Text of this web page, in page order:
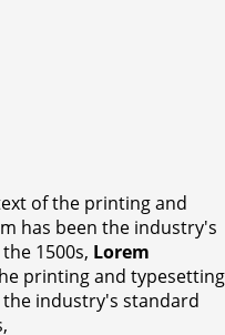
of the printing and
has been the industry's
1500s, Lorem
printing and typesetting
industry's standard